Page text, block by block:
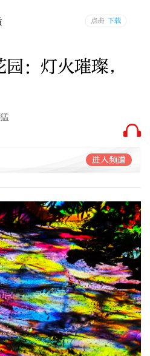
：灯火璀璨，
进入频道